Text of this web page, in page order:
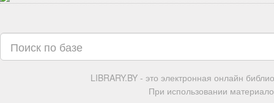
LIBRARY.BY - это электронная онлайн
При использовании